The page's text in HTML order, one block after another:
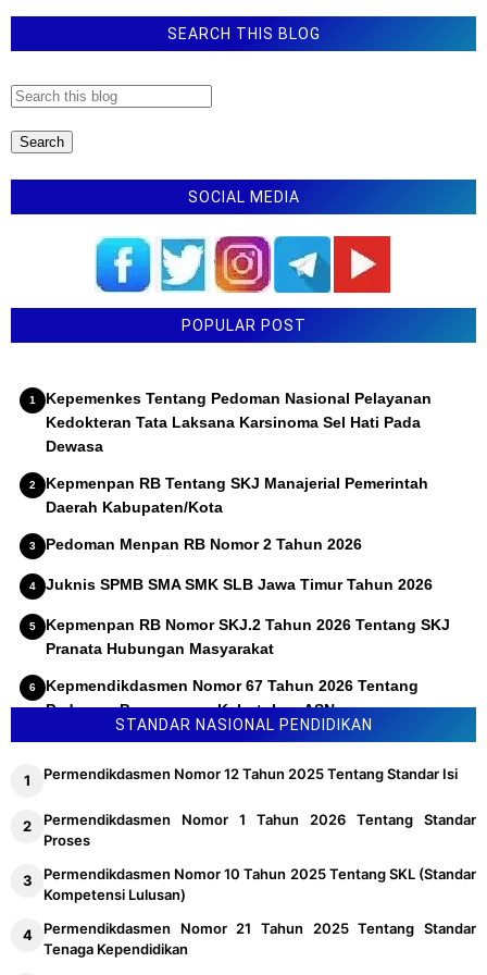
SEARCH THIS BLOG
SOCIAL MEDIA
POPULAR POST
Kepemenkes Tentang Pedoman Nasional Pelayanan
Kedokteran Tata Laksana Karsinoma Sel Hati Pada
Dewasa
Kepmenpan RB Tentang SKJ Manajerial Pemerintah
Daerah Kabupaten/Kota
Pedoman Menpan RB Nomor 2 Tahun 2026
Juknis SPMB SMA SMK SLB Jawa Timur Tahun 2026
Kepmenpan RB Nomor SKJ.2 Tahun 2026 Tentang SKJ
Pranata Hubungan Masyarakat
Kepmendikdasmen Nomor 67 Tahun 2026 Tentang
Pedoman Penyusunan Kebutuhan ASN
STANDAR NASIONAL PENDIDIKAN
Permendikdasmen Nomor 12 Tahun 2025 Tentang Standar Isi
Permendikdasmen Nomor 1 Tahun 2026 Tentang Standar
Proses
Permendikdasmen Nomor 10 Tahun 2025 Tentang SKL (Standar
Kompetensi Lulusan)
Permendikdasmen Nomor 21 Tahun 2025 Tentang Standar
Tenaga Kependidikan